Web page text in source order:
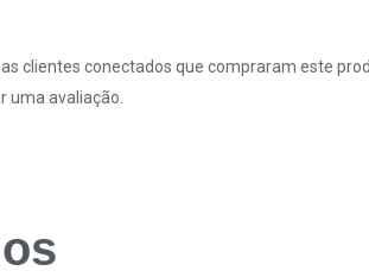
clientes conectados que compraram este
uma avaliação.